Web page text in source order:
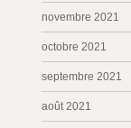
novembre 2021
octobre 2021
septembre 2021
août 2021